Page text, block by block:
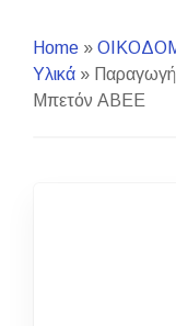
Home »
Υλικά » Παραγωγή
Μπετόν ΑΒΕΕ